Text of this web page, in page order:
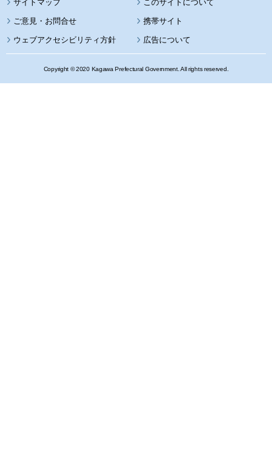
サイトマップ このサイトについて
携帯サイト
ウェブアクセシビリティ方針 広告について
Copyright © 2020 Kagawa Prefectural Government. All rights reserved.